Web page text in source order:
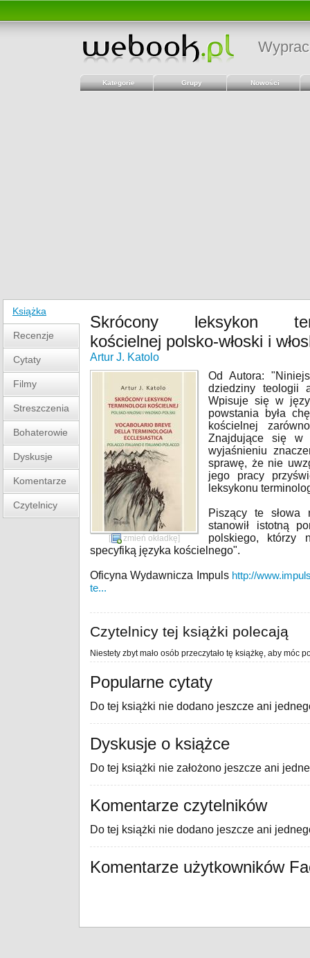
Kategorie Grupy Nowości
Książka
Recenzje
Cytaty
Filmy
Streszczenia
Bohaterowie
Dyskusje
Komentarze
Czytelnicy
Skrócony leksykon
kościelnej polsko-włoski i
Artur J. Katolo
[ zmień okładkę]
Od Autora:
dziedziny teologii
Wpisuje się w
powstania była
kościelnej
Znajdujące się w
wyjaśnieniu
sprawę, że nie
jego pracy
leksykonu
Piszący te
stanowił istotną
polskiego,
specyfiką języka kościelnego".
Oficyna Wydawnicza Impuls http://
te...
Czytelnicy tej książki polecają
Niestety zbyt mało osób przeczytało tę książkę, aby móc
Popularne cytaty
Do tej książki nie dodano jeszcze ani
Dyskusje o książce
Do tej książki nie założono jeszcze ani
Komentarze czytelników
Do tej książki nie dodano jeszcze ani
Komentarze użytkowników